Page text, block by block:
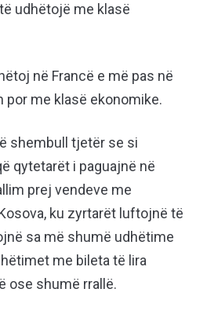
udhëtojë me klasë
në Francë e më pas në
por me klasë ekonomike.
shembull tjetër se si
qytetarët i paguajnë në
prej vendeve me
ku zyrtarët luftojnë të
sa më shumë udhëtime
me bileta të lira
ose shumë rrallë.